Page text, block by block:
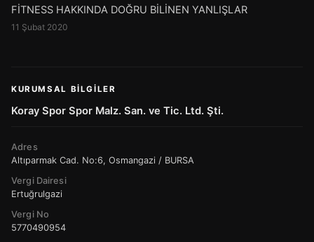
FİTNESS HAKKINDA DOĞRU BİLİNEN YANLIŞLAR
11 Şubat 2020
KURUMSAL BILGILER
Koray Spor Spor Malz. San. ve Tic. Ltd. Şti.
Adres
Altıparmak Cad. No:6, Osmangazi / BURSA
Vergi Dairesi
Ertuğrulgazi
Vergi No
5770490954